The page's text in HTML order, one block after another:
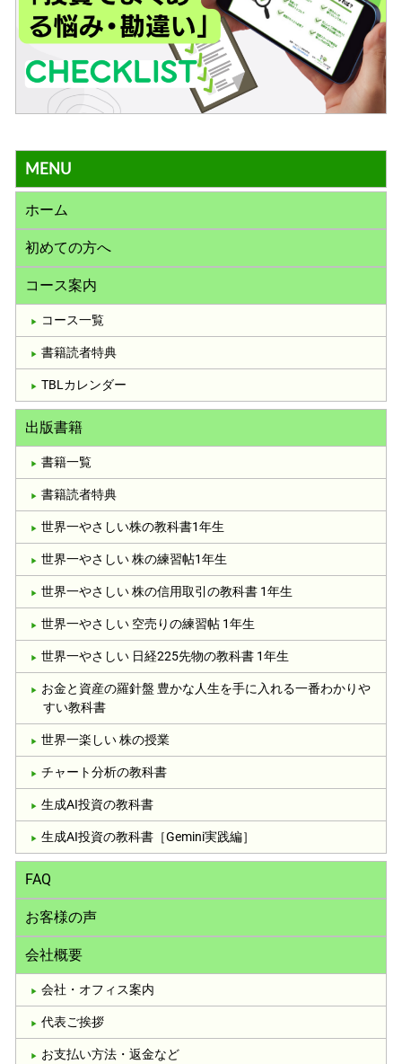
MENU
ホーム
初めての方へ
コース案内
コース一覧
書籍読者特典
TBLカレンダー
出版書籍
書籍一覧
書籍読者特典
世界一やさしい株の教科書1年生
世界一やさしい 株の練習帖1年生
世界一やさしい 株の信用取引の教科書 1年生
世界一やさしい 空売りの練習帖 1年生
世界一やさしい 日経225先物の教科書 1年生
お金と資産の羅針盤 豊かな人生を手に入れる一番わかりや
すい教科書
世界一楽しい 株の授業
チャート分析の教科書
生成AI投資の教科書
生成AI投資の教科書［Gemini実践編］
FAQ
お客様の声
会社概要
会社・オフィス案内
代表ご挨拶
お支払い方法・返金など